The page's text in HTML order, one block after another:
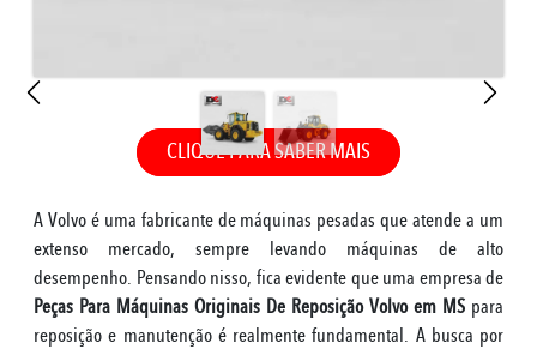
A Volvo é uma fabricante de máquinas pesadas que atende a um
extenso mercado, sempre levando máquinas de alto
desempenho. Pensando nisso, fica evidente que uma empresa de
Peças Para Máquinas Originais De Reposição Volvo em MS para
reposição e manutenção é realmente fundamental. A busca por
CLIQUE PARA SABER MAIS